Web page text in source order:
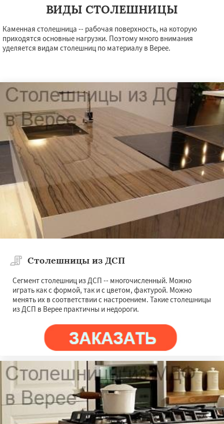
Работаем по
регионам
Видное Волоколамск Воскресенск
Высоковск Голицыно Дедовск
Дзержинск
Дмитров
Долгопрудный
Домодедово
Дрезна Дубна
Егорьевск
Жуковский
Зарайск
Звенигород
Ивантеевка
Истра Кашира Клин
Коломна
Королев
Котельники
Красноармейск
Красногорск
Краснозаводск
Краснознаменск
Кубинка
Куровское
Лобня
Лосино-Петровский
Луховицы
Лыткарино
Люберцы Можайск
Наро-Фоминск Ногинск Одинцово
ВИДЫ СТОЛЕШНИЦЫ
Каменная столешница -- рабочая поверхность, на которую
приходятся основные нагрузки. Поэтому много внимания
уделяется видам столешниц по материалу в Верее.
Столешницы из ДСП
Сегмент столешниц из ДСП -- многочисленный. Можно
играть как с формой, так и с цветом, фактурой. Можно
менять их в соответствии с настроением. Такие столешницы
из ДСП в Верее практичны и недороги.
УЗНАТЬ ПОДРОБНЕЕ
Даю согласие на обработку персональных данных